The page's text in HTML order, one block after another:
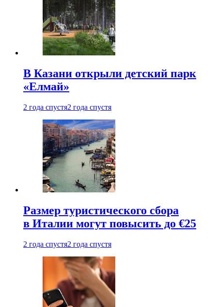
В Казани открыли детский парк
«Елмай»
2 года спустя2 года спустя
Размер туристического сбора
в Италии могут повысить до €25
2 года спустя2 года спустя